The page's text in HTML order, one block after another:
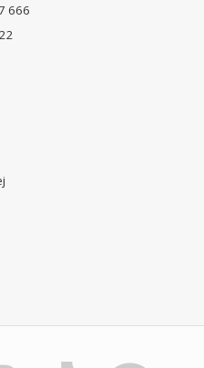
666